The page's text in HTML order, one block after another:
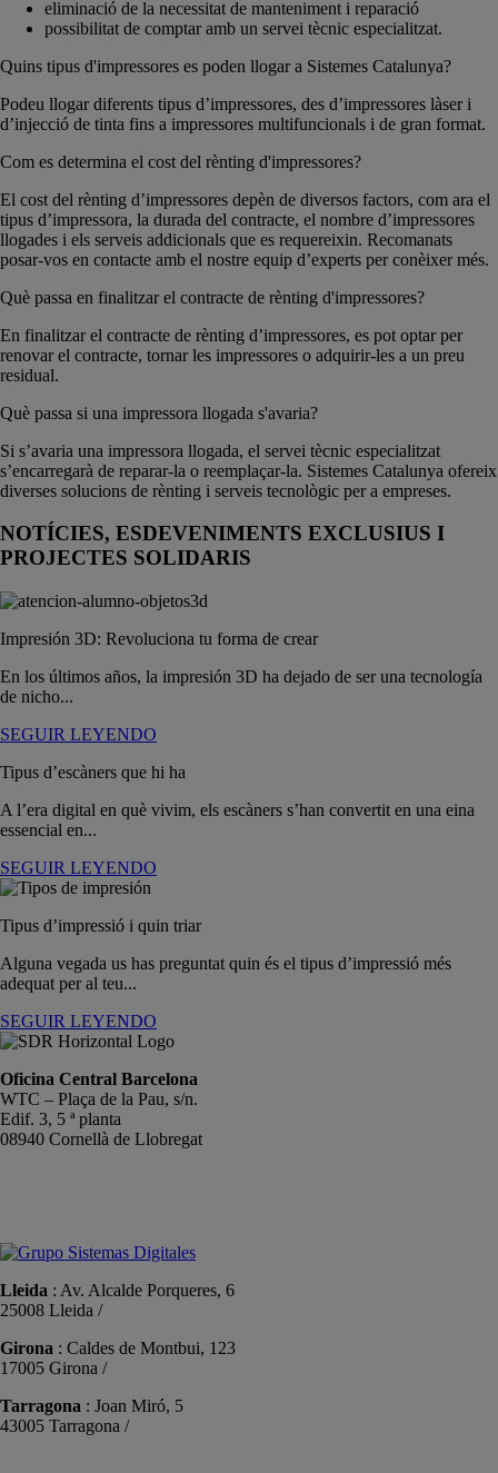
eliminació de la necessitat de manteniment i reparació
possibilitat de comptar amb un servei tècnic especialitzat.
Quins tipus d'impressores es poden llogar a Sistemes Catalunya?
Podeu llogar diferents tipus d’impressores, des d’impressores làser i
d’injecció de tinta fins a impressores multifuncionals i de gran format.
Com es determina el cost del rènting d'impressores?
El cost del rènting d’impressores depèn de diversos factors, com ara el
tipus d’impressora, la durada del contracte, el nombre d’impressores
llogades i els serveis addicionals que es requereixin. Recomanats
posar-vos en contacte amb el nostre equip d’experts per conèixer més.
Què passa en finalitzar el contracte de rènting d'impressores?
En finalitzar el contracte de rènting d’impressores, es pot optar per
renovar el contracte, tornar les impressores o adquirir-les a un preu
residual.
Què passa si una impressora llogada s'avaria?
Si s’avaria una impressora llogada, el servei tècnic especialitzat
s’encarregarà de reparar-la o reemplaçar-la. Sistemes Catalunya ofereix
diverses solucions de rènting i serveis tecnològic per a empreses.
NOTÍCIES, ESDEVENIMENTS EXCLUSIUS I
PROJECTES SOLIDARIS
Impresión 3D: Revoluciona tu forma de crear
En los últimos años, la impresión 3D ha dejado de ser una tecnología
de nicho...
SEGUIR LEYENDO
Tipus d’escàners que hi ha
A l’era digital en què vivim, els escàners s’han convertit en una eina
essencial en...
SEGUIR LEYENDO
Tipus d’impressió i quin triar
Alguna vegada us has preguntat quin és el tipus d’impressió més
adequat per al teu...
SEGUIR LEYENDO
Oficina Central Barcelona
WTC – Plaça de la Pau, s/n.
Edif. 3, 5 ª planta
08940 Cornellà de Llobregat
Lleida : Av. Alcalde Porqueres, 6
25008 Lleida /
Girona : Caldes de Montbui, 123
17005 Girona /
Tarragona : Joan Miró, 5
43005 Tarragona /